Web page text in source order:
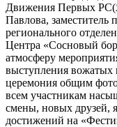
Движения Первых
Павлова, заместитель
регионального
Центра «Сосновый
атмосферу
выступления вожатых
церемония общим
всем участникам
смены, новых друзей,
достижений на